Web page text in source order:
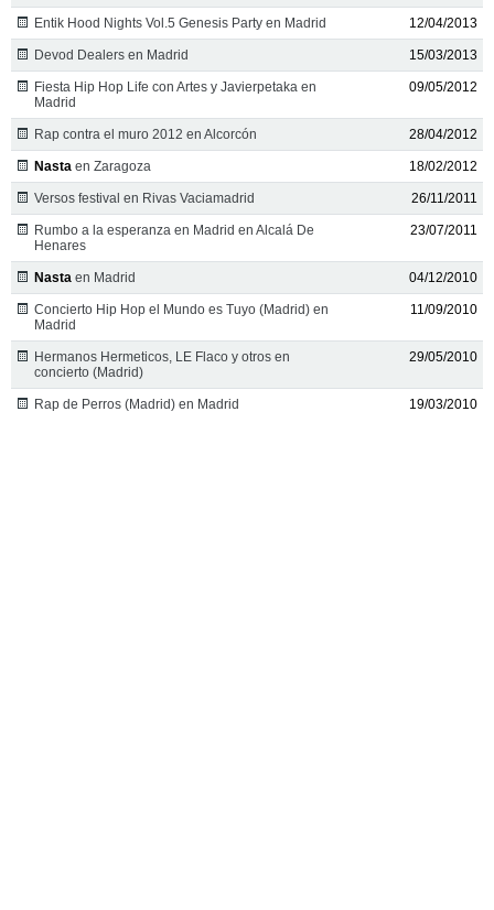
Entik Hood Nights Vol.5 Genesis Party en Madrid 12/04/2013
Devod Dealers en Madrid 15/03/2013
Fiesta Hip Hop Life con Artes y Javierpetaka en
Madrid
09/05/2012
Rap contra el muro 2012 en Alcorcón 28/04/2012
Nasta en Zaragoza 18/02/2012
Versos festival en Rivas Vaciamadrid 26/11/2011
Rumbo a la esperanza en Madrid en Alcalá De
Henares
23/07/2011
Nasta en Madrid 04/12/2010
Concierto Hip Hop el Mundo es Tuyo (Madrid) en
Madrid
11/09/2010
Hermanos Hermeticos, LE Flaco y otros en
concierto (Madrid)
29/05/2010
Rap de Perros (Madrid) en Madrid 19/03/2010